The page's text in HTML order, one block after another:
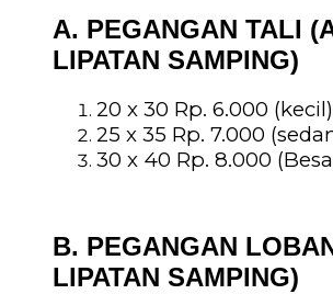
A. PEGANGAN TALI
LIPATAN SAMPING)
20 x 30 Rp. 6.000 (kecil)
25 x 35 Rp. 7.000
30 x 40 Rp. 8.000
B. PEGANGAN
LIPATAN SAMPING)